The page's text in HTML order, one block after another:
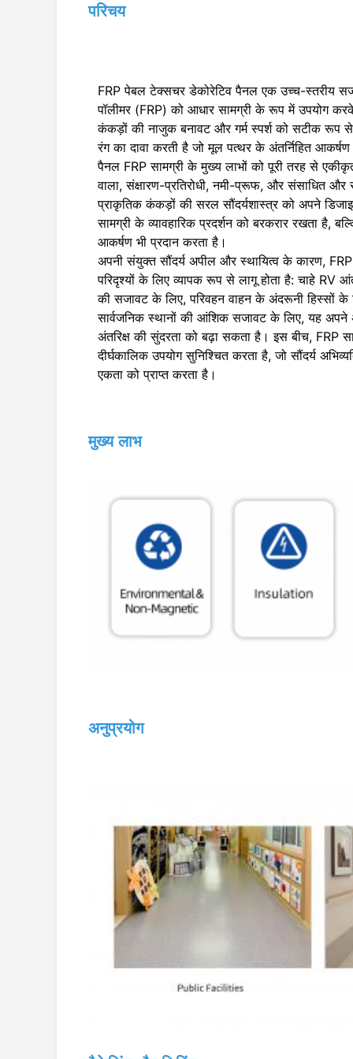
परिचय
FRP पेबल टेक्सचर डेकोरेटिव पैनल एक उच्च-स्तरीय
पॉलीमर (FRP) को आधार सामग्री के रूप में उपयोग
कंकड़ों की नाजुक बनावट और गर्म स्पर्श को सटीक रूप से
रंग का दावा करती है जो मूल पत्थर के अंतर्निहित
पैनल FRP सामग्री के मुख्य लाभों को पूरी तरह से
वाला, संक्षारण-प्रतिरोधी, नमी-प्रूफ, और संसाधित
प्राकृतिक कंकड़ों की सरल सौंदर्यशास्त्र को अपने
सामग्री के व्यावहारिक प्रदर्शन को बरकरार रखता है,
आकर्षण भी प्रदान करता है।
अपनी संयुक्त सौंदर्य अपील और स्थायित्व के कारण,
परिदृश्यों के लिए व्यापक रूप से लागू होता है: चाहे RV
की सजावट के लिए, परिवहन वाहन के अंदरूनी हिस्सों के
सार्वजनिक स्थानों की आंशिक सजावट के लिए, यह अपने
अंतरिक्ष की सुंदरता को बढ़ा सकता है। इस बीच, FRP
दीर्घकालिक उपयोग सुनिश्चित करता है, जो सौंदर्य
एकता को प्राप्त करता है।
मुख्य लाभ
अनुप्रयोग